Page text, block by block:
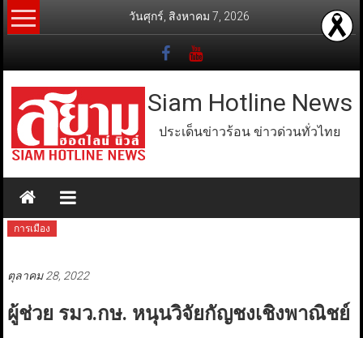
Skip
to
วันศุกร์, สิงหาคม 7, 2026
Siam Hotline News
ประเด็นข่าวร้อน ข่าวด่วนทั่วไทย
การเมือง
ตุลาคม 28, 2022
ผู้ช่วย รมว.กษ. หนุนวิจัยกัญชงเชิงพาณิชย์